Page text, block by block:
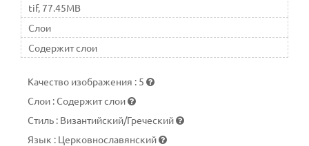
tif, 77.45MB
Слои
Содержит слои
Качество изображения : 5
Слои :Содержит слои
Стиль : Византийский/Греческий
Язык : Церковнославянский